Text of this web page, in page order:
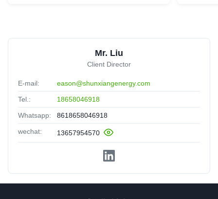
Mr. Liu
Client Director
E-mail: eason@shunxiangenergy.com
Tel.: 18658046918
Whatsapp: 8618658046918
wechat: 13657954570